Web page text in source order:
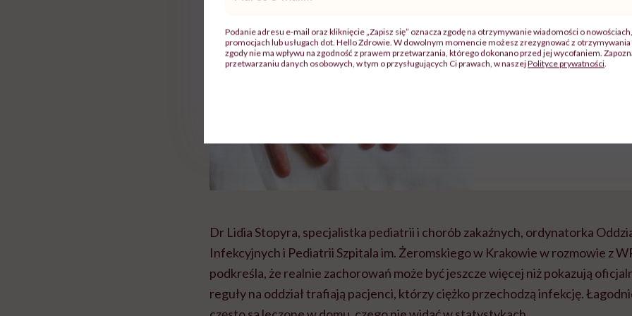
POLECAMY
Gwałtowny wzrost
potwierdzonych
Dr Lidia Stopyra, specjalistka pediatrii i chorób zakaźnych, ordynatorka
Infekcyjnych i Pediatrii Szpitala im. Żeromskiego w Krakowie w rozmowie z
podkreśla, że realnie zachorowań może być jeszcze więcej niż pokazują
reguły na oddział trafiają pacjenci, którzy ciężko przechodzą infekcję.
mail*
Podanie adresu e-mail oraz kliknięcie „Zapisz się” oznacza zgodę na otrzymywanie wiadomości o
promocjach lub usługach dot. Hello Zdrowie. W dowolnym momencie możesz zrezygnować z
zgody nie ma wpływu na zgodność z prawem przetwarzania, którego dokonano przed jej wycofaniem.
przetwarzaniu danych osobowych, w tym o przysługujących Ci prawach, w naszejPolityce prywatności.